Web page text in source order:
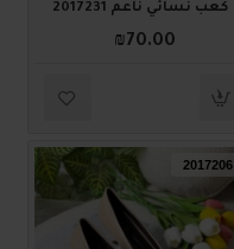
كعب نسائي ناعم 2017231
₪70.00
2017206